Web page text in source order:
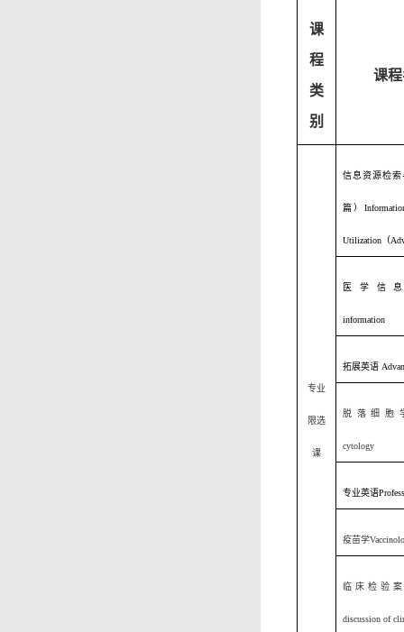
课
程
类
别
课
专业
限选
课
信息资源检
篇）
Utilization（
医学信息
information
拓展英语
脱落细胞
cytology
专业英语
疫苗学
临床检验案
discussion of